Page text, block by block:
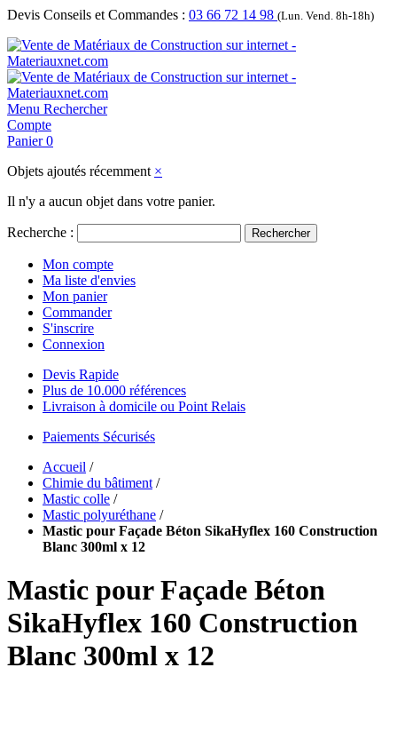
Devis Conseils et Commandes : 03 66 72 14 98 (Lun. Vend. 8h-18h)
Menu Rechercher
Compte
Panier 0
Objets ajoutés récemment ×
Il n'y a aucun objet dans votre panier.
Recherche : Rechercher
Mon compte
Ma liste d'envies
Mon panier
Commander
S'inscrire
Connexion
Devis Rapide
Plus de 10.000 références
Livraison à domicile ou Point Relais
Paiements Sécurisés
Accueil /
Chimie du bâtiment /
Mastic colle /
Mastic polyuréthane /
Mastic pour Façade Béton SikaHyflex 160 Construction
Blanc 300ml x 12
Mastic pour Façade Béton
SikaHyflex 160 Construction
Blanc 300ml x 12